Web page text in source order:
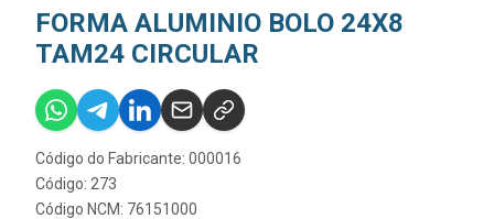
FORMA ALUMINIO BOLO 24X8
TAM24 CIRCULAR
Código do Fabricante: 000016
Código: 273
Código NCM: 76151000